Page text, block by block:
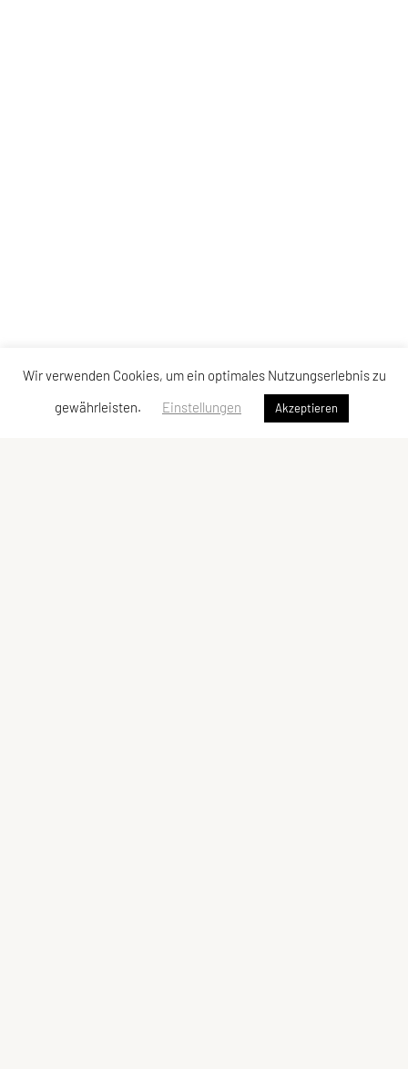
Wir verwenden Cookies, um ein optimales Nutzungserlebnis zu
gewährleisten.
Einstellungen Akzeptieren